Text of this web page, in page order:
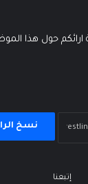
ارائكم حول هذا
نسخ
إتبعنا